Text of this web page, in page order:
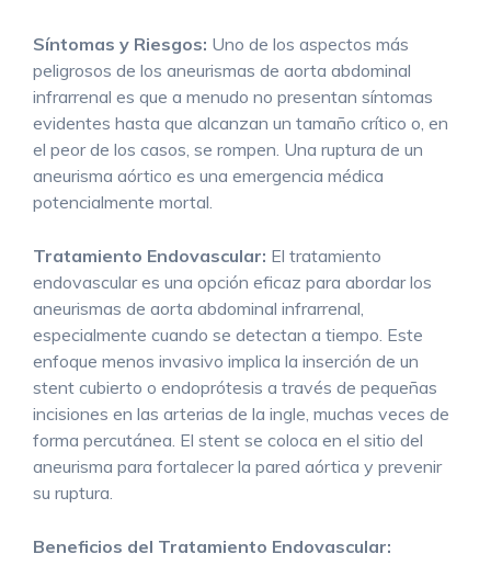
Síntomas y Riesgos: Uno de los aspectos más
peligrosos de los aneurismas de aorta abdominal
infrarrenal es que a menudo no presentan síntomas
evidentes hasta que alcanzan un tamaño crítico o, en
el peor de los casos, se rompen. Una ruptura de un
aneurisma aórtico es una emergencia médica
potencialmente mortal.
Tratamiento Endovascular: El tratamiento
endovascular es una opción eficaz para abordar los
aneurismas de aorta abdominal infrarrenal,
especialmente cuando se detectan a tiempo. Este
enfoque menos invasivo implica la inserción de un
stent cubierto o endoprótesis a través de pequeñas
incisiones en las arterias de la ingle, muchas veces de
forma percutánea. El stent se coloca en el sitio del
aneurisma para fortalecer la pared aórtica y prevenir
su ruptura.
Beneficios del Tratamiento Endovascular: